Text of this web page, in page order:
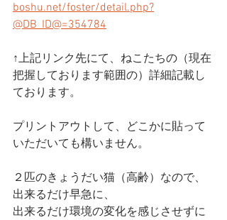
boshu.net/foster/detail.php?
@DB_ID@=354784
↑上記リンク先にて、ねこたちの（現在
把握しております範囲の）詳細記載し
ております。
プリントアウトして、どこかに貼って
いただいても構いません。
２匹のきょうだい猫（高齢）なので、
出来るだけ早急に、
出来るだけ環境の変化を感じさせずに